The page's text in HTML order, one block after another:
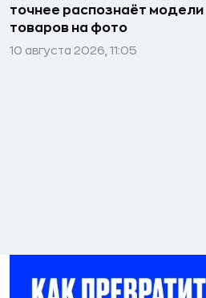
точнее распознаёт модели
товаров на фото
10 августа 2026, 11:05